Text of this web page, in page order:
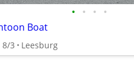
• • • •
Boat
8/3 Leesburg